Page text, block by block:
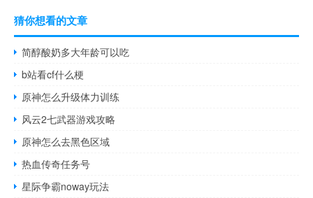
猜你想看的文章
简醇酸奶多大年龄可以吃
b站看cf什么梗
原神怎么升级体力训练
风云2七武器游戏攻略
原神怎么去黑色区域
热血传奇任务号
星际争霸noway玩法